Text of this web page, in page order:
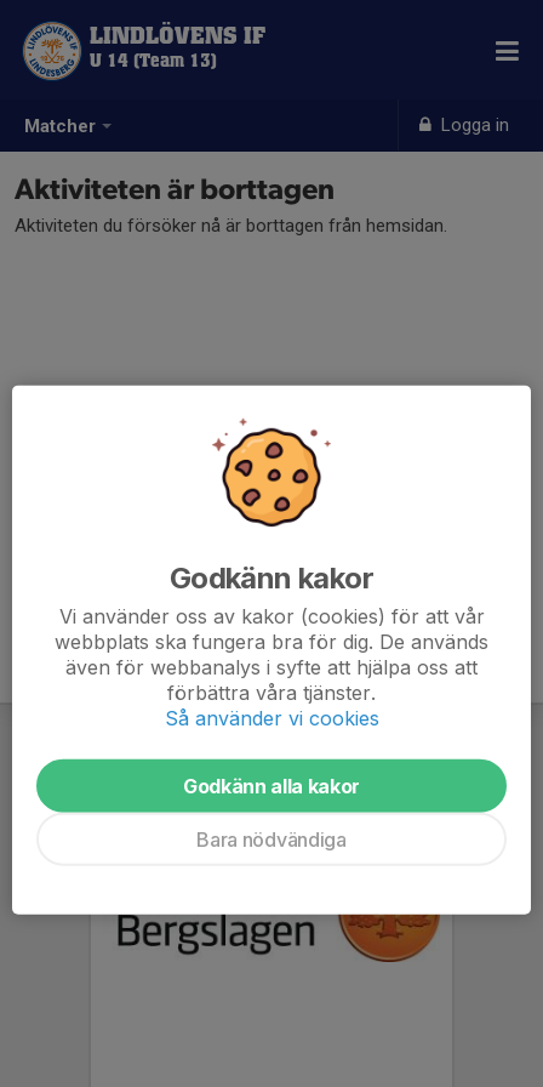
Matcher Logga in
LINDLÖVENS IF
U 14 (Team 13)
Aktiviteten är borttagen
Aktiviteten du försöker nå är borttagen från hemsidan.
Godkänn kakor
Vi använder oss av kakor (cookies) för att vår
webbplats ska fungera bra för dig. De används
även för webbanalys i syfte att hjälpa oss att
förbättra våra tjänster.
Så använder vi cookies
Godkänn alla kakor
Bara nödvändiga